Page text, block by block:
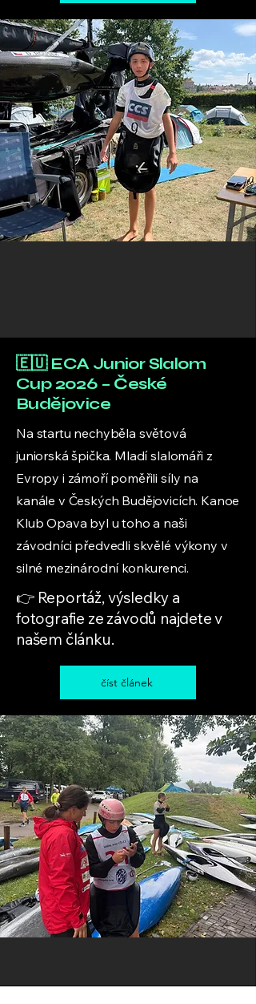
🇪🇺 ECA Junior Slalom
Cup 2026 – České
Budějovice
Na startu nechyběla světová
juniorská špička. Mladí slalomáři z
Evropy i zámoří poměřili síly na
kanále v Českých Budějovicích. Kanoe
Klub Opava byl u toho a naši
závodníci předvedli skvělé výkony v
silné mezinárodní konkurenci.
👉 Reportáž, výsledky a
fotografie ze závodů najdete v
našem článku.
číst článek